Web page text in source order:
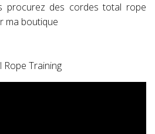
procurez des cordes total rope
ma boutique
Rope Training